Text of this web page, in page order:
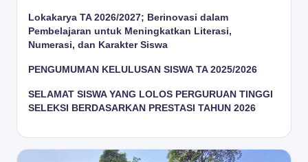
Lokakarya TA 2026/2027; Berinovasi dalam
Pembelajaran untuk Meningkatkan Literasi,
Numerasi, dan Karakter Siswa
PENGUMUMAN KELULUSAN SISWA TA 2025/2026
SELAMAT SISWA YANG LOLOS PERGURUAN TINGGI
SELEKSI BERDASARKAN PRESTASI TAHUN 2026